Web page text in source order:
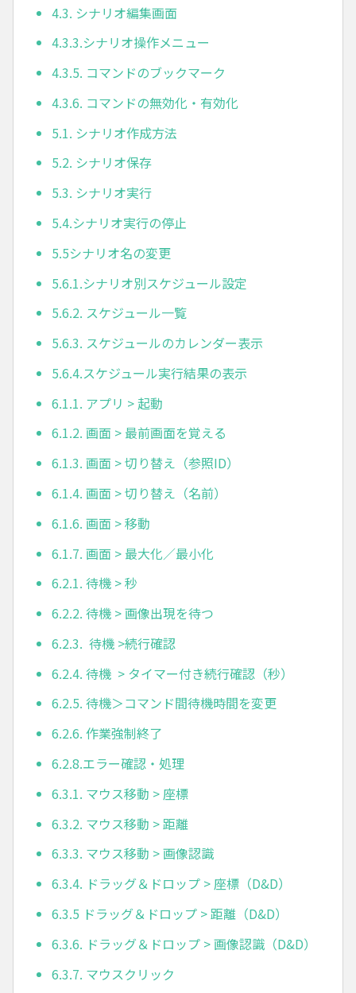
4.3. シナリオ編集画面
4.3.3.シナリオ操作メニュー
4.3.5. コマンドのブックマーク
4.3.6. コマンドの無効化・有効化
5.1. シナリオ作成方法
5.2. シナリオ保存
5.3. シナリオ実行
5.4.シナリオ実行の停止
5.5シナリオ名の変更
5.6.1.シナリオ別スケジュール設定
5.6.2. スケジュール一覧
5.6.3. スケジュールのカレンダー表示
5.6.4.スケジュール実行結果の表示
6.1.1. アプリ > 起動
6.1.2. 画面 > 最前画面を覚える
6.1.3. 画面 > 切り替え（参照ID）
6.1.4. 画面 > 切り替え（名前）
6.1.6. 画面 > 移動
6.1.7. 画面 > 最大化／最小化
6.2.1. 待機 > 秒
6.2.2. 待機 > 画像出現を待つ
6.2.3. 待機 >続行確認
6.2.4. 待機 > タイマー付き続行確認（秒）
6.2.5. 待機＞コマンド間待機時間を変更
6.2.6. 作業強制終了
6.2.8.エラー確認・処理
6.3.1. マウス移動 > 座標
6.3.2. マウス移動 > 距離
6.3.3. マウス移動 > 画像認識
6.3.4. ドラッグ＆ドロップ > 座標（D&D）
6.3.5 ドラッグ＆ドロップ > 距離（D&D）
6.3.6. ドラッグ＆ドロップ > 画像認識（D&D）
6.3.7. マウスクリック